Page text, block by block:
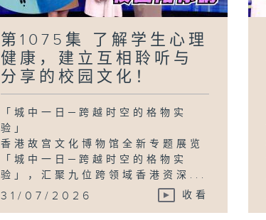
第1075集 了解学生心理
健康，建立互相聆听与
分享的校园文化！
「城中一日─跨越时空的格物实
验」
香港故宫文化博物馆全新专题展览
「城中一日─跨越时空的格物实
验」，汇聚九位跨领域香港资深...
31/07/2026 收看